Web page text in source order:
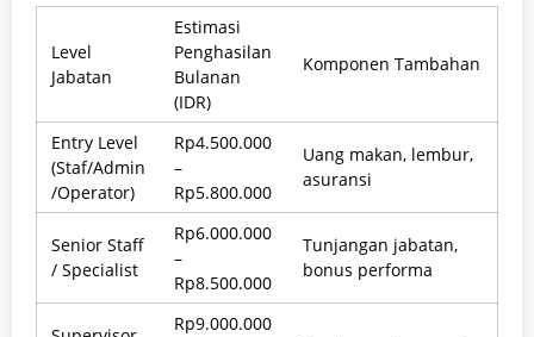
Level
Jabatan
Estimasi
Penghasilan
Bulanan
(IDR)
Komponen Tambahan
Entry Level
(Staf/Admin
/Operator)
Rp4.500.000
–
Rp5.800.000
Uang makan, lembur,
asuransi
Senior Staff
/ Specialist
Rp6.000.000
–
Rp8.500.000
Tunjangan jabatan,
bonus performa
Rp9.000.000